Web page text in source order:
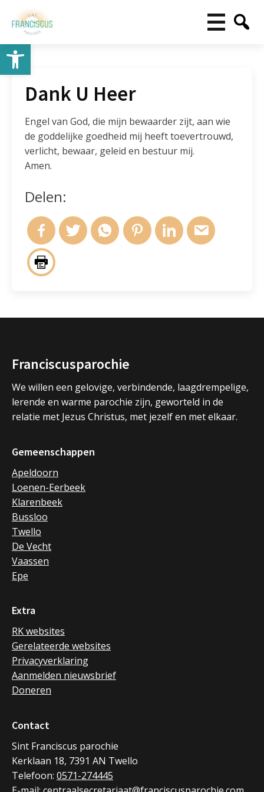
Toolbar openen
Dank U Heer
Engel van God, die mijn bewaarder zijt, aan wie
de goddelijke goedheid mij heeft toevertrouwd,
verlicht, bewaar, geleid en bestuur mij.
Amen.
Delen:
Franciscusparochie
We willen een gelovige, verbindende, laagdrempelige,
lerende en warme parochie zijn, geworteld in de
relatie met Jezus Christus, met jezelf en met elkaar.
Gemeenschappen
Apeldoorn
Loenen-Eerbeek
Klarenbeek
Bussloo
Twello
De Vecht
Vaassen
Epe
Extra
RK websites
Gerelateerde websites
Privacyverklaring
Aanmelden nieuwsbrief
Doneren
Contact
Sint Franciscus parochie
Kerklaan 18, 7391 AN Twello
Telefoon: 0571-274445